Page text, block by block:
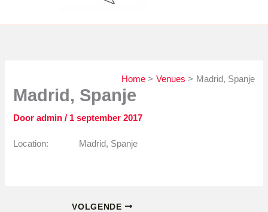
Home Venues Madrid, Spanje
Madrid, Spanje
Dooradmin/ 1 september 2017
Location: Madrid, Spanje
VOLGENDE